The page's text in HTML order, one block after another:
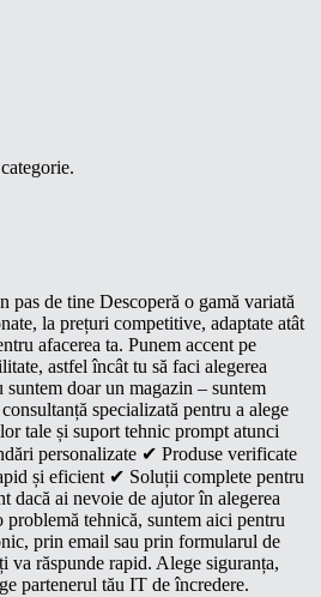
pas de tine Descoperă o gamă variată
la prețuri competitive, adaptate atât
afacerea ta. Punem accent pe
astfel încât tu să faci alegerea
doar un magazin – suntem
specializată pentru a alege
tale și suport tehnic prompt atunci
personalizate ✔ Produse verificate
și eficient ✔ Soluții complete pentru
dacă ai nevoie de ajutor în alegerea
tehnică, suntem aici pentru
prin email sau prin formularul de
va răspunde rapid. Alege siguranța,
partenerul tău IT de încredere.